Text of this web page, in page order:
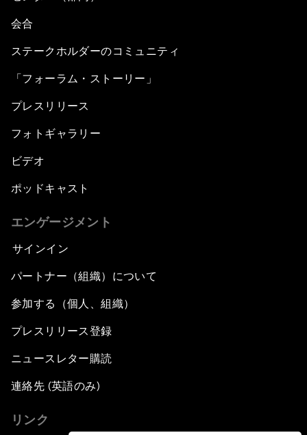
会合
ステークホルダーのコミュニティ
「フォーラム・ストーリー」
プレスリリース
フォトギャラリー
ビデオ
ポッドキャスト
エンゲージメント
サインイン
パートナー（組織）について
参加する（個人、組織）
プレスリリース登録
ニュースレター購読
連絡先 (英語のみ)
リンク